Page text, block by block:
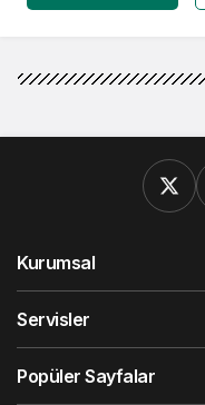
Kurumsal
Servisler
Popüler Sayfalar